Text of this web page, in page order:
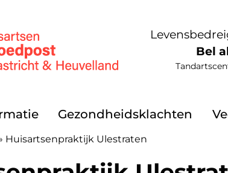
Bel
Gezondheidsklachten
Huisartsenpraktijk Ulestraten